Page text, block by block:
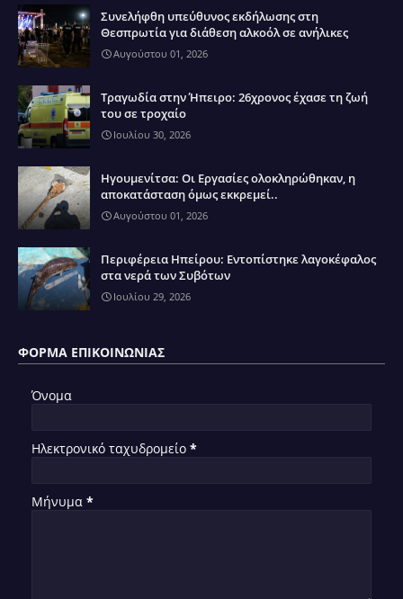
Συνελήφθη υπεύθυνος εκδήλωσης στη
Θεσπρωτία για διάθεση αλκοόλ σε ανήλικες
Αυγούστου 01, 2026
Τραγωδία στην Ήπειρο: 26χρονος έχασε τη ζωή
του σε τροχαίο
Ιουλίου 30, 2026
Ηγουμενίτσα: Οι Εργασίες ολοκληρώθηκαν, η
αποκατάσταση όμως εκκρεμεί..
Αυγούστου 01, 2026
Περιφέρεια Ηπείρου: Εντοπίστηκε λαγοκέφαλος
στα νερά των Συβότων
Ιουλίου 29, 2026
ΦΌΡΜΑ ΕΠΙΚΟΙΝΩΝΊΑΣ
Όνομα
Ηλεκτρονικό ταχυδρομείο *
Μήνυμα *